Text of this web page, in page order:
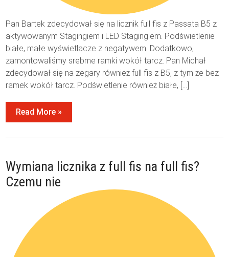
Pan Bartek zdecydował się na licznik full fis z Passata B5 z
aktywowanym Stagingiem i LED Stagingiem. Podświetlenie
białe, małe wyświetlacze z negatywem. Dodatkowo,
zamontowaliśmy srebrne ramki wokół tarcz. Pan Michał
zdecydował się na zegary również full fis z B5, z tym że bez
ramek wokół tarcz. Podświetlenie również białe, […]
Read More »
Wymiana licznika z full fis na full fis?
Czemu nie